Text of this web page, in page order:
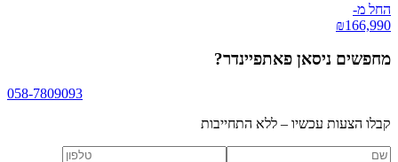
החל מ-
₪166,990
מחפשים ניסאן פאתפיינדר?
058-7809093
קבלו הצעות עכשיו – ללא התחייבות